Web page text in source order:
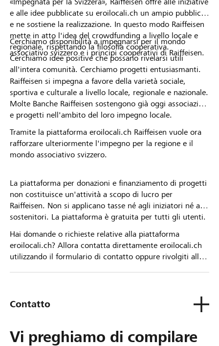
e alle idee pubblicate su eroilocali.ch un ampio pubblico
e ne sostiene la realizzazione. In questo modo Raiffeisen
mette in atto l'idea del crowdfunding a livello locale e
regionale, rispettando la filosofia cooperativa.
Cerchiamo idee positive che possano rivelarsi utili
all'intera comunità. Cerchiamo progetti entusiasmanti.
Cerchiamo disponibilità a impegnarsi per il mondo
associativo svizzero e i principi cooperativi di Raiffeisen.
Raiffeisen si impegna a favore della varietà sociale,
sportiva e culturale a livello locale, regionale e nazionale.
Molte Banche Raiffeisen sostengono già oggi associazioni
e progetti nell'ambito del loro impegno locale.
Tramite la piattaforma eroilocali.ch Raiffeisen vuole ora
rafforzare ulteriormente l'impegno per la regione e il
mondo associativo svizzero.
La piattaforma per donazioni e finanziamento di progetti
non costituisce un'attività a scopo di lucro per
Raiffeisen. Non si applicano tasse né agli iniziatori né ai
sostenitori. La piattaforma è gratuita per tutti gli utenti.
Hai domande o richieste relative alla piattaforma
eroilocali.ch? Allora contatta direttamente eroilocali.ch
utilizzando il formulario di contatto oppure rivolgiti alla
Contatto
Vi preghiamo di compilare